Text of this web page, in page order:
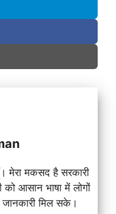
मेरा मकसद है सरकारी
आसान भाषा में लोगों
मिल सके।